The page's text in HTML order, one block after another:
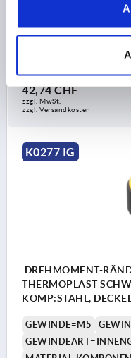
HÖHE=27
H1=10,5
42,74 CHF
zzgl. MwSt.
zzgl. Versandkosten
K0277 IG
DREHMOMENT-
THERMOPLAST
KOMP:STAHL,
GEWINDE=M5